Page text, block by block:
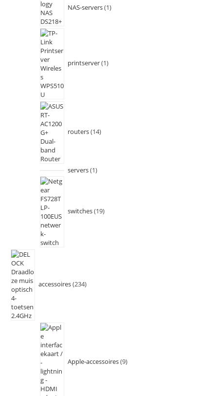
NAS-servers 1
printserver 1
routers 14
servers 1
switches 19
accessoires 234
Apple-accessoires 9